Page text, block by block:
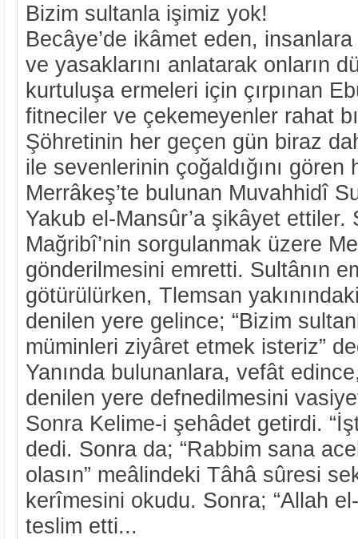
Bizim sultanla işimiz yok!
Becâye’de ikâmet eden,
ve yasaklarını anlatarak onların
kurtuluşa ermeleri için çırpınan
fitneciler ve çekemeyenler rahat
Şöhretinin her geçen gün biraz
ile sevenlerinin çoğaldığını gören
Merrâkeş’te bulunan Muvahhidî
Yakub el-Mansûr’a şikâyet ettiler.
Mağribî’nin sorgulanmak üzere
gönderilmesini emretti. Sultânın
götürülürken, Tlemsan
denilen yere gelince; “Bizim
müminleri ziyâret etmek isteriz”
Yanında bulunanlara, vefât
denilen yere defnedilmesini
Sonra Kelime-i şehâdet getirdi.
dedi. Sonra da; “Rabbim sana
olasın” meâlindeki Tâhâ sûresi
kerîmesini okudu. Sonra; “Allah
teslim etti...